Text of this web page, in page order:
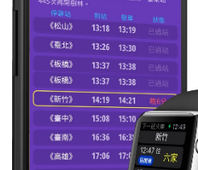
16:51
晚1分
莒光
554
17:02
晚1分
區間
3208
17:07
準時到
區間快
2042